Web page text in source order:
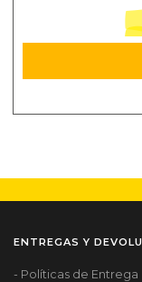
ENTREGAS Y
- Políticas de Entrega